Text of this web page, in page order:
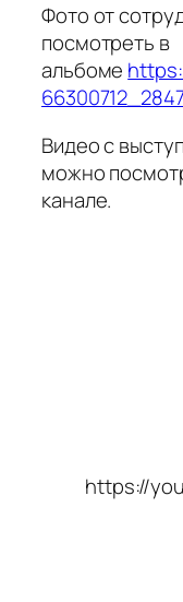
Фото от
посмотреть в
альбоме
Видео с
можно
канале.
https://